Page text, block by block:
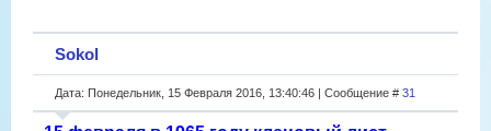
Sokol
Дата: Понедельник, 15 Февраля 2016, 13:40:46 | Сообщение # 31